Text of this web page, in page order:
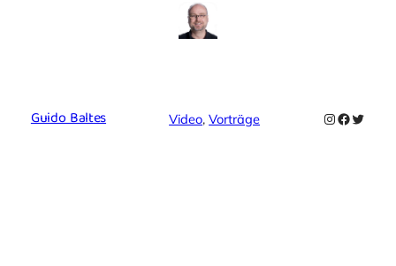
Guido Baltes Video, Vorträge Instagram